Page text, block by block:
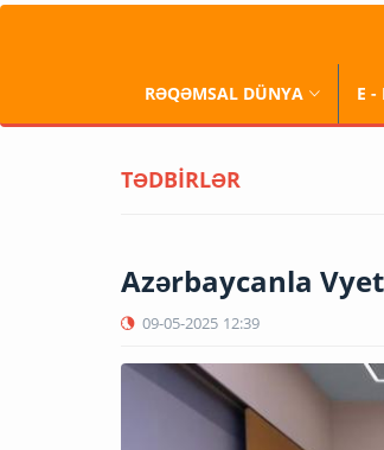
RƏQƏMSAL DÜNYA E -
TƏDBİRLƏR
Azərbaycanla
09-05-2025 12:39